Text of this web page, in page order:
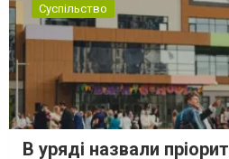
Суспільство
В уряді назвали